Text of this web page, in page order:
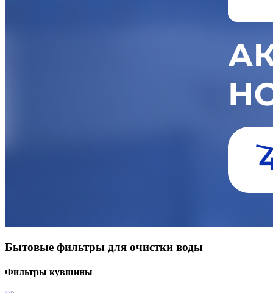
Бытовые фильтры для очистки воды
Фильтры кувшины